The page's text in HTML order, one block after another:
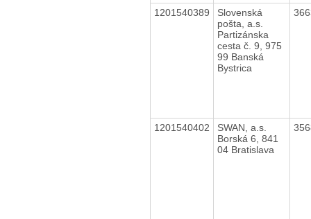
1201540389
Slovenská
pošta, a.s.
Partizánska
cesta č. 9, 975
99 Banská
Bystrica
1201540402
SWAN, a.s.
Borská 6, 841
04 Bratislava